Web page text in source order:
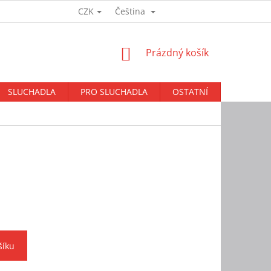
CZK Čeština
NÁKUPNÍ
Prázdný košík
SLUCHADLA PRO SLUCHADLA OSTATNÍ